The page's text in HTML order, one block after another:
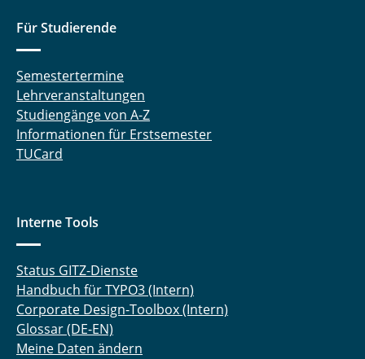
Für Studierende
Semestertermine
Lehrveranstaltungen
Studiengänge von A-Z
Informationen für Erstsemester
TUCard
Interne Tools
Status GITZ-Dienste
Handbuch für TYPO3 (Intern)
Corporate Design-Toolbox (Intern)
Glossar (DE-EN)
Meine Daten ändern